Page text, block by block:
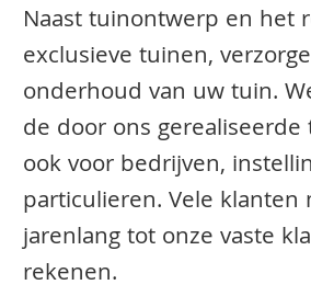
Naast tuinontwerp en het
exclusieve tuinen,
onderhoud van uw tuin.
de door ons
ook voor bedrijven,
particulieren. Vele klanten
jarenlang tot onze vaste
rekenen.